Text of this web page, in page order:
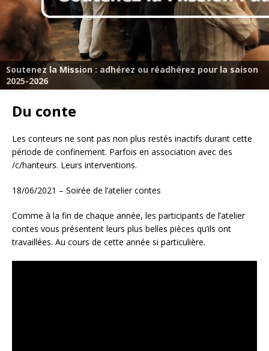
Soutenez la Mission : adhérez ou réadhérez pour la saison
2025-2026
Du conte
Les conteurs ne sont pas non plus restés inactifs durant cette
période de confinement. Parfois en association avec des
/c/hanteurs. Leurs interventions.
18/06/2021 – Soirée de l’atelier contes
Comme à la fin de chaque année, les participants de l’atelier
contes vous présentent leurs plus belles pièces qu’ils ont
travaillées. Au cours de cette année si particulière.